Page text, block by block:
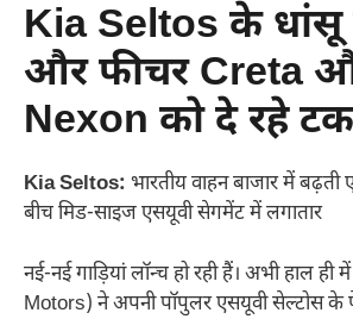
Kia Seltos के
और फीचर Creta
Nexon को दे रहे
Kia Seltos: भारतीय वाहन बाजार में
बीच मिड-साइज एसयूवी सेगमेंट में लगातार
नई-नई गाड़ियां लॉन्च हो रही हैं। अभी हाल ही
Motors) ने अपनी पॉपुलर एसयूवी सेल्टोस